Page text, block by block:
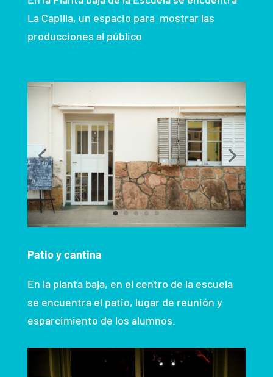
La Capilla, un espacio para mostrar las
producciones al público
Patio y cantina
En la planta baja, en el centro de la escuela
se encuentra el patio, lugar de reunión y
esparcimiento de los alumnos.